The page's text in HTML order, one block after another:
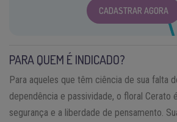
CADASTRAR AGORA
PARA QUEM É INDICADO?
Para aqueles que têm ciência de sua falta
dependência e passividade, o floral Cerato
segurança e a liberdade de pensamento.